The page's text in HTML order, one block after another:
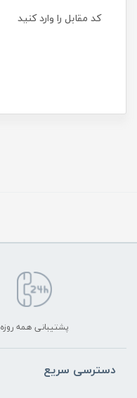
کد مقابل را وارد کنید
پشتیبانی همه روزه
دسترسی سریع